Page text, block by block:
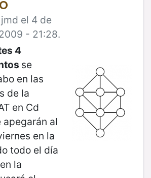
el 4 de
- 21:28.
4
se
en las
de la
en Cd
al
en la
todo el día
la